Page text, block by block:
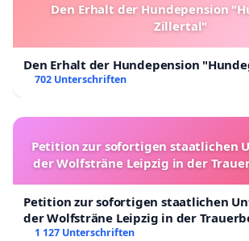
Den Erhalt der Hundepension
Zillertal"
Den Erhalt der Hundepension
702 Unterschriften
Petition zur sofortigen staatlichen
der Wolfsträne Leipzig in der
Petition zur sofortigen staatlichen
der Wolfsträne Leipzig in der
1 127 Unterschriften